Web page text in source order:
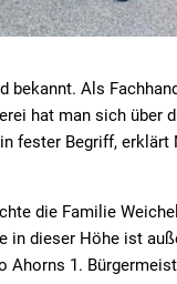
bekannt. Als
hat man sich über
fester Begriff,
die Familie
in dieser Höhe ist
Ahorns 1.